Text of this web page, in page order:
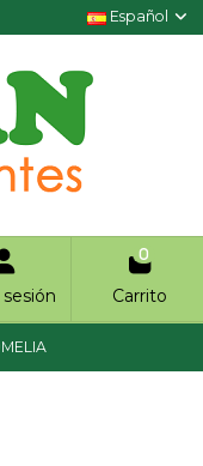
Español
0
Carrito